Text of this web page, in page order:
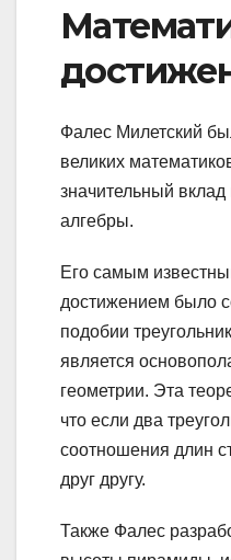
Фалес Милетский
великих
значительный вклад
алгебры.
Его самым
достижением было
подобии
является
геометрии. Эта
что если два
соотношения длин
друг другу.
Также Фалес